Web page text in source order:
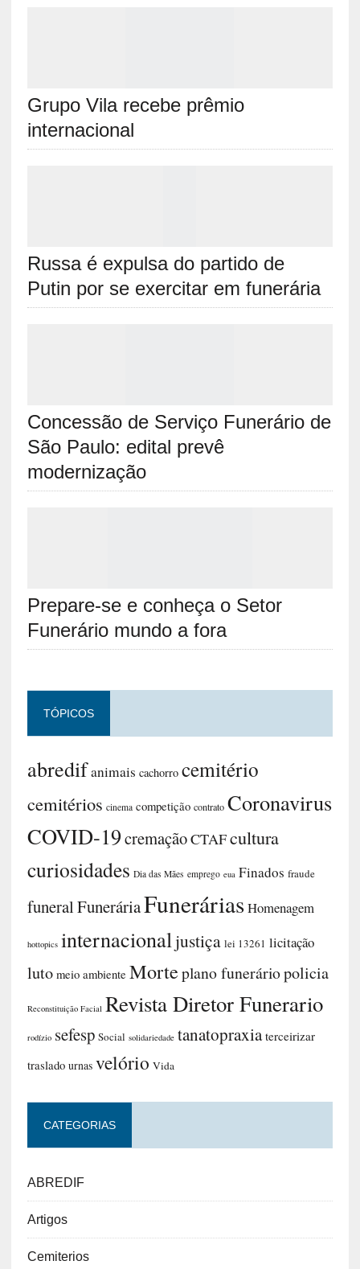
RELATED ARTICLES
Prepare-se e conheça o Setor Funerário
mundo a fora
abredif cachorro cemitério
cemitérios competição
CoronavirusCOVID-19cremação
CTAFculturacuriosidades Dia das Mães
emprego eua Finados fraude funeralFunerária
FuneráriasHomenagem hottopics
internacionaljustiça lei 13261 licitação
luto Morte
policia
Revista Diretor
Funerario rodízio sefesp Social solidariedade
tanatopraxia
Vida
CATEGORIAS